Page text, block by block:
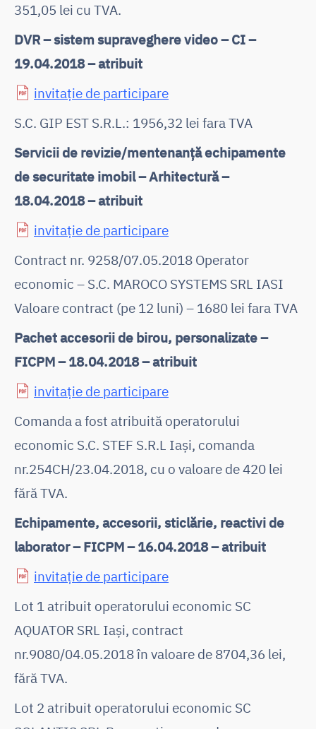
351,05 lei cu TVA.
DVR – sistem supraveghere video – CI –
19.04.2018 – atribuit
invitație de participare
S.C. GIP EST S.R.L.: 1956,32 lei fara TVA
Servicii de revizie/mentenanță echipamente
de securitate imobil – Arhitectură –
18.04.2018 – atribuit
invitație de participare
Contract nr. 9258/07.05.2018 Operator
economic – S.C. MAROCO SYSTEMS SRL IASI
Valoare contract (pe 12 luni) – 1680 lei fara TVA
Pachet accesorii de birou, personalizate –
FICPM – 18.04.2018 – atribuit
invitație de participare
Comanda a fost atribuită operatorului
economic S.C. STEF S.R.L Iași, comanda
nr.254CH/23.04.2018, cu o valoare de 420 lei
fără TVA.
Echipamente, accesorii, sticlărie, reactivi de
laborator – FICPM – 16.04.2018 – atribuit
invitație de participare
Lot 1 atribuit operatorului economic SC
AQUATOR SRL Iași, contract
nr.9080/04.05.2018 în valoare de 8704,36 lei,
fără TVA.
Lot 2 atribuit operatorului economic SC